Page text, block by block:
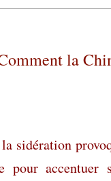
la
sidération
accentuer